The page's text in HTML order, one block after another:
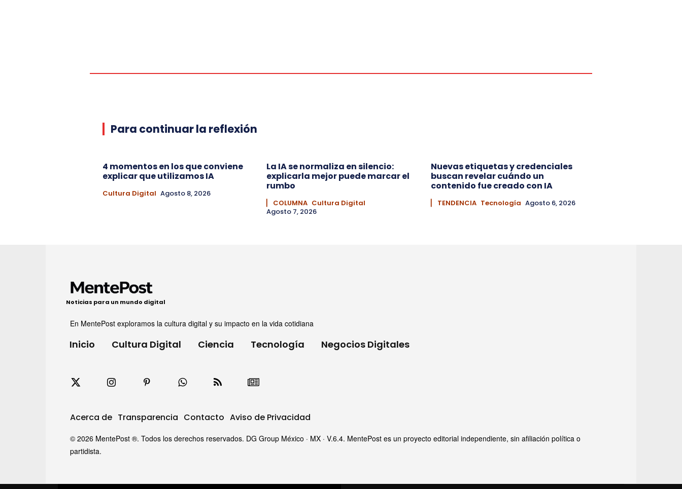
Para continuar la reflexión
4 momentos en los que conviene
explicar que utilizamos IA
Cultura Digital Agosto 8, 2026
La IA se normaliza en silencio:
explicarla mejor puede marcar el
rumbo
▏ COLUMNA Cultura Digital
Agosto 7, 2026
Nuevas etiquetas y credenciales
buscan revelar cuándo un
contenido fue creado con IA
▏ TENDENCIA Tecnología Agosto 6, 2026
Noticias para un mundo digital
En MentePost exploramos la cultura digital y su impacto en la vida cotidiana
Inicio Cultura Digital Ciencia Tecnología Negocios Digitales
Acerca de Transparencia Contacto Aviso de Privacidad
© 2026 MentePost ®. Todos los derechos reservados. DG Group México · MX · V.6.4. MentePost es un proyecto editorial independiente, sin afiliación política o
partidista.